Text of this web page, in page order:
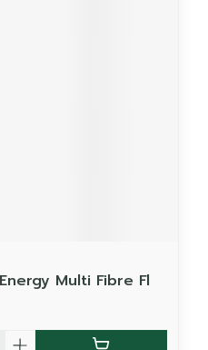
Multi Fibre Fl